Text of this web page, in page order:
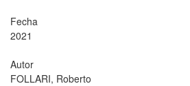
Fecha
2021
Autor
FOLLARI, Roberto